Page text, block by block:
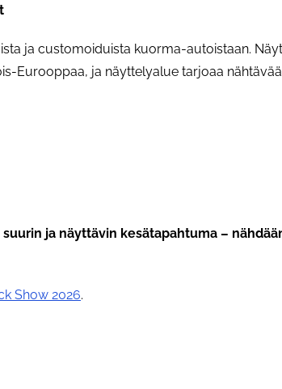
ja customoiduista kuorma-autoistaan.
Eurooppaa, ja näyttelyalue tarjoaa
ja näyttävin kesätapahtuma –
Show 2026.